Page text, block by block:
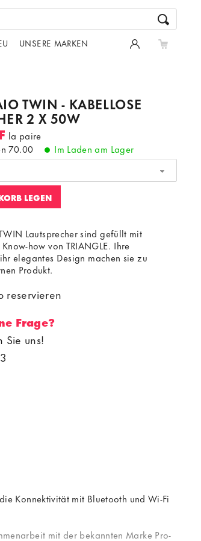
UNSERE MARKEN
TWIN - KABELLOSE
2 X 50W
la paire
70.00
Im Laden am Lager
LEGEN
Lautsprecher sind gefüllt mit
how von TRIANGLE. Ihre
elegantes Design machen sie zu
Produkt.
reservieren
Frage?
Sie uns!
Konnektivität mit Bluetooth und Wi-Fi
mit der bekannten Marke Pro-